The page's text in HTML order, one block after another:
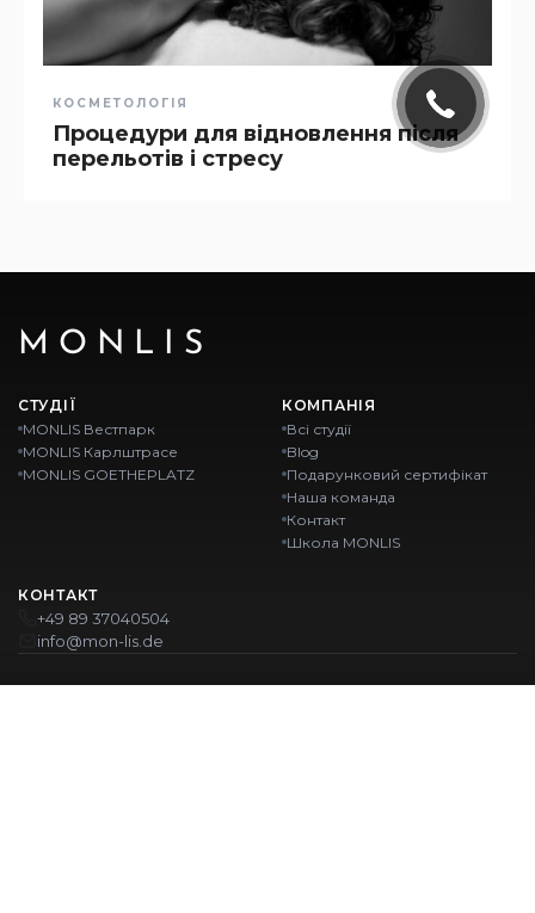
КОСМЕТОЛОГІЯ
Процедури для відновлення після
перельотів і стресу
MONLIS
СТУДІЇ
MONLIS Вестпарк
MONLIS Карлштрасе
MONLIS GOETHEPLATZ
КОМПАНІЯ
Всі студії
Blog
Подарунковий сертифікат
Наша команда
Контакт
Школа MONLIS
КОНТАКТ
+49 89 37040504
info@mon-lis.de